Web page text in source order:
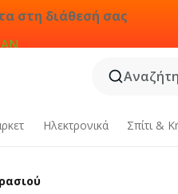
στη διάθεσή σας
Hλεκτρονικά Σπίτι &